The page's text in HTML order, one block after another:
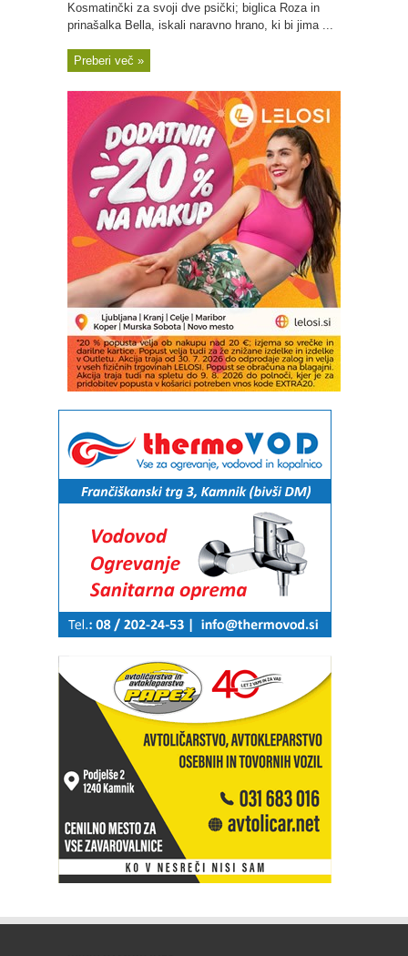
Kosmatinčki za svoji dve psički; biglica Roza in
prinašalka Bella, iskali naravno hrano, ki bi jima ...
Preberi več »